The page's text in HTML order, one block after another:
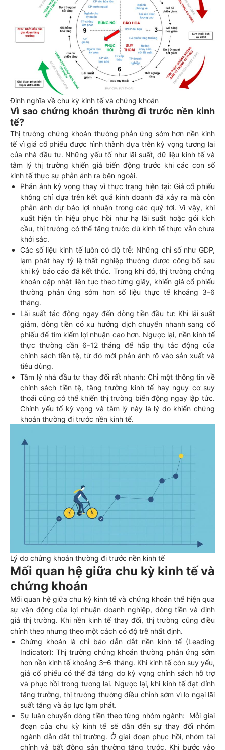
Định nghĩa về chu kỳ kinh tế và chứng khoán
Vì sao chứng khoán thường đi trước nền kinh
tế?
Thị trường chứng khoán thường phản ứng sớm hơn nền kinh
tế vì giá cổ phiếu được hình thành dựa trên kỳ vọng tương lai
của nhà đầu tư. Những yếu tố như lãi suất, dữ liệu kinh tế và
tâm lý thị trường khiến giá biến động trước khi các con số
kinh tế thực sự phản ánh ra bên ngoài.
Phản ánh kỳ vọng thay vì thực trạng hiện tại: Giá cổ phiếu
không chỉ dựa trên kết quả kinh doanh đã xảy ra mà còn
phản ánh dự báo lợi nhuận trong các quý tới. Vì vậy, khi
xuất hiện tín hiệu phục hồi như hạ lãi suất hoặc gói kích
cầu, thị trường có thể tăng trước dù kinh tế thực vẫn chưa
khởi sắc.
Các số liệu kinh tế luôn có độ trễ: Những chỉ số như GDP,
lạm phát hay tỷ lệ thất nghiệp thường được công bố sau
khi kỳ báo cáo đã kết thúc. Trong khi đó, thị trường chứng
khoán cập nhật liên tục theo từng giây, khiến giá cổ phiếu
thường phản ứng sớm hơn số liệu thực tế khoảng 3–6
tháng.
Lãi suất tác động ngay đến dòng tiền đầu tư: Khi lãi suất
giảm, dòng tiền có xu hướng dịch chuyển nhanh sang cổ
phiếu để tìm kiếm lợi nhuận cao hơn. Ngược lại, nền kinh tế
thực thường cần 6–12 tháng để hấp thụ tác động của
chính sách tiền tệ, từ đó mới phản ánh rõ vào sản xuất và
tiêu dùng.
Tâm lý nhà đầu tư thay đổi rất nhanh: Chỉ một thông tin về
chính sách tiền tệ, tăng trưởng kinh tế hay nguy cơ suy
thoái cũng có thể khiến thị trường biến động ngay lập tức.
Chính yếu tố kỳ vọng và tâm lý này là lý do khiến chứng
khoán thường đi trước nền kinh tế.
Lý do chứng khoán thường đi trước nền kinh tế
Mối quan hệ giữa chu kỳ kinh tế và
chứng khoán
Mối quan hệ giữa chu kỳ kinh tế và chứng khoán thể hiện qua
sự vận động của lợi nhuận doanh nghiệp, dòng tiền và định
giá thị trường. Khi nền kinh tế thay đổi, thị trường cũng điều
chỉnh theo nhưng theo một cách có độ trễ nhất định.
Chứng khoán là chỉ báo dẫn dắt nền kinh tế (Leading
Indicator): Thị trường chứng khoán thường phản ứng sớm
hơn nền kinh tế khoảng 3–6 tháng. Khi kinh tế còn suy yếu,
giá cổ phiếu có thể đã tăng do kỳ vọng chính sách hỗ trợ
và phục hồi trong tương lai. Ngược lại, khi kinh tế đạt đỉnh
tăng trưởng, thị trường thường điều chỉnh sớm vì lo ngại lãi
suất tăng và áp lực lạm phát.
Sự luân chuyển dòng tiền theo từng nhóm ngành: Mỗi giai
đoạn của chu kỳ kinh tế sẽ dẫn đến sự thay đổi nhóm
ngành dẫn dắt thị trường. Ở giai đoạn phục hồi, nhóm tài
chính và bất động sản thường tăng trước. Khi bước vào